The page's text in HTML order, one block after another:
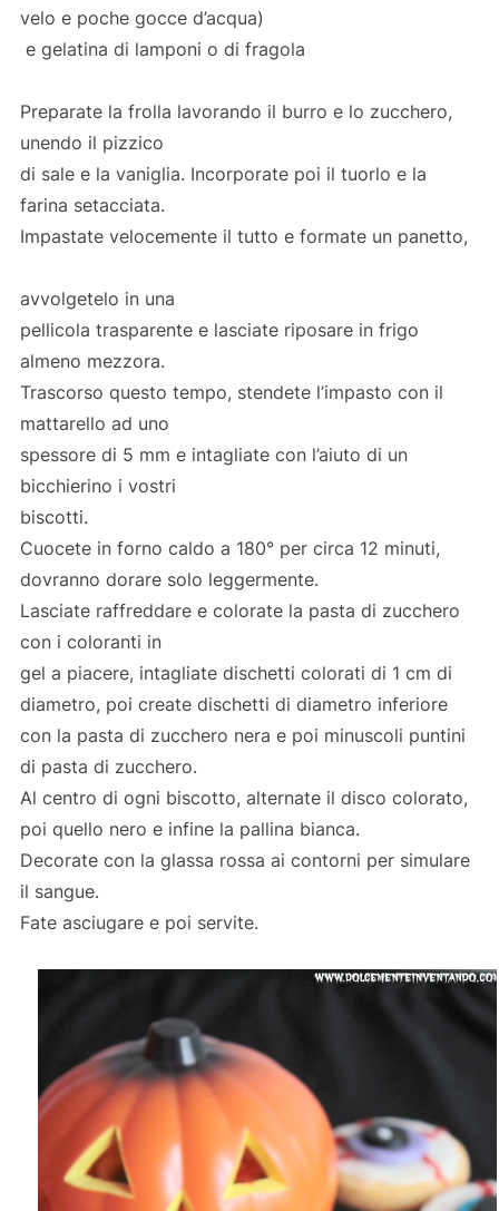
velo e poche gocce d’acqua)
e gelatina di lamponi o di fragola
Preparate la frolla lavorando il burro e lo zucchero,
unendo il pizzico
di sale e la vaniglia. Incorporate poi il tuorlo e la
farina setacciata.
Impastate velocemente il tutto e formate un panetto,
avvolgetelo in una
pellicola trasparente e lasciate riposare in frigo
almeno mezzora.
Trascorso questo tempo, stendete l’impasto con il
mattarello ad uno
spessore di 5 mm e intagliate con l’aiuto di un
bicchierino i vostri
biscotti.
Cuocete in forno caldo a 180° per circa 12 minuti,
dovranno dorare solo leggermente.
Lasciate raffreddare e colorate la pasta di zucchero
con i coloranti in
gel a piacere, intagliate dischetti colorati di 1 cm di
diametro, poi create dischetti di diametro inferiore
con la pasta di zucchero nera e poi minuscoli puntini
di pasta di zucchero.
Al centro di ogni biscotto, alternate il disco colorato,
poi quello nero e infine la pallina bianca.
Decorate con la glassa rossa ai contorni per simulare
il sangue.
Fate asciugare e poi servite.